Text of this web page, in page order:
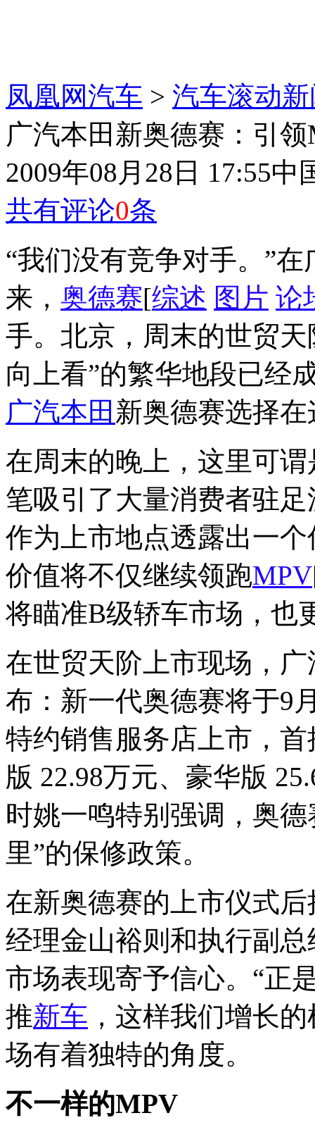
凤凰网汽车 > 汽车滚动
广汽本田新奥德赛：引
2009年08月28日 17:55中
共有评论0条
“我们没有竞争对手。”在
来， 奥德赛[综述 图片 论
手。北京，周末的世贸
向上看”的繁华地段已经
广汽本田 新奥德赛选择
在周末的晚上，这里可
笔吸引了大量消费者驻
作为上市地点透露出一
价值将不仅继续领跑MPV
将瞄准B级轿车市场，也
在世贸天阶上市现场，
布：新一代奥德赛将于9
特约销售服务店上市，首
版 22.98万元、豪华版
时姚一鸣特别强调，奥
里”的保修政策。
在新奥德赛的上市仪式
经理金山裕则和执行副
市场表现寄予信心。“正
推新车 ，这样我们增长
场有着独特的角度。
不一样的MPV